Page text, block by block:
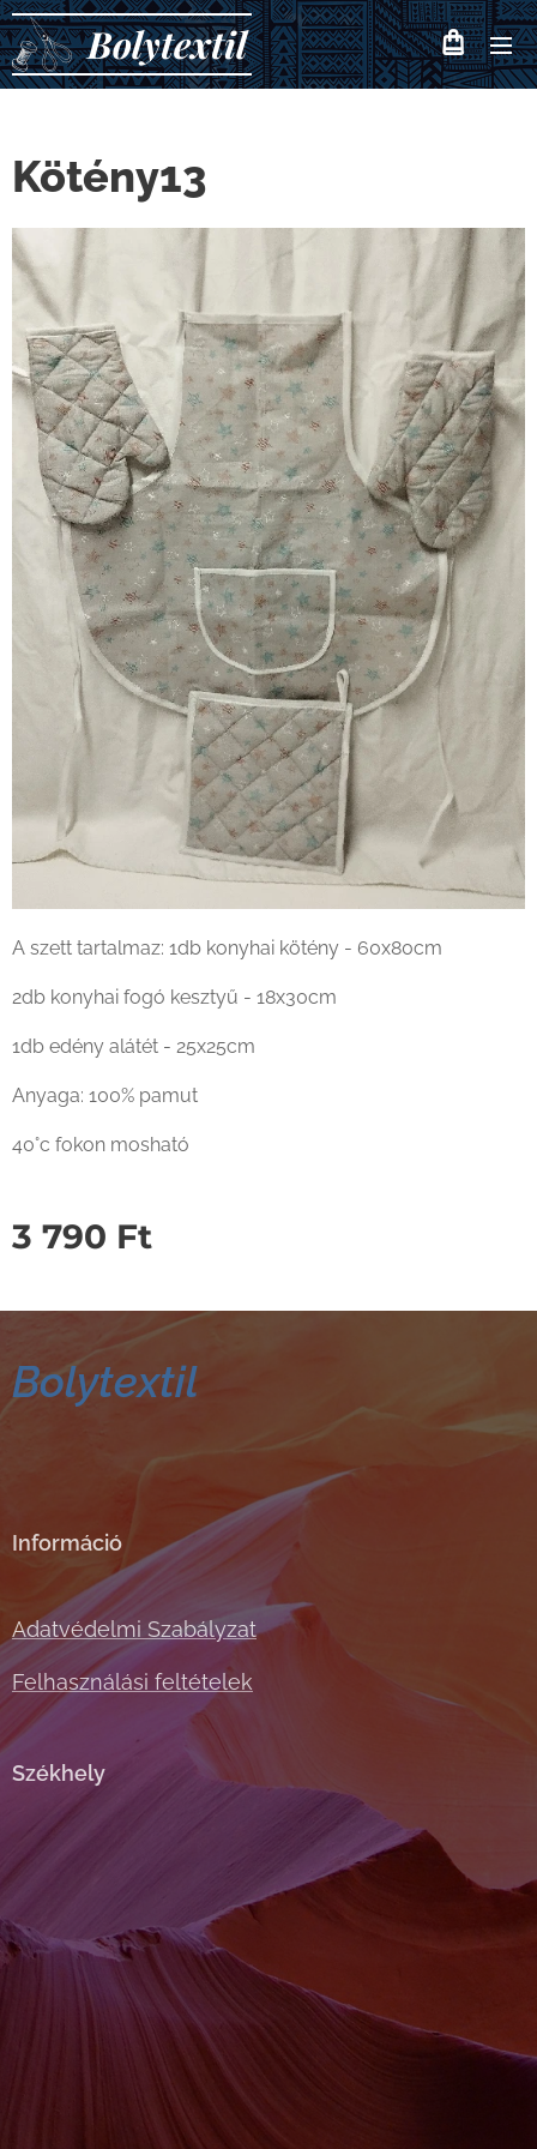
Bolytextil
Kötény13
A szett tartalmaz: 1db konyhai kötény - 60x80cm
2db konyhai fogó kesztyű - 18x30cm
1db edény alátét - 25x25cm
Anyaga: 100% pamut
40°c fokon mosható
3 790 Ft
Bolytextil
Információ
Adatvédelmi Szabályzat
Felhasználási feltételek
Székhely